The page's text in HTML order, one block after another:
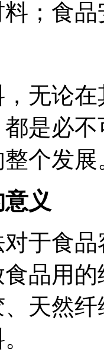
；食
无论
是必
个发
义
于食
品用
天然